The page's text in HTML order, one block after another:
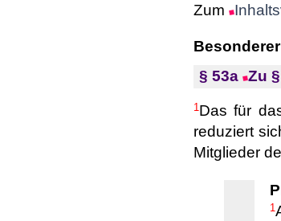
Zum
§ 53a Zu
1Das für
reduziert
Mitglieder
1